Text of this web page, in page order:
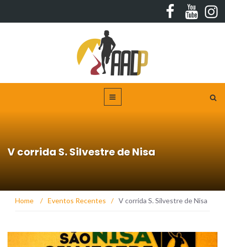
V corrida S. Silvestre de Nisa
Home / Eventos Recentes / V corrida S. Silvestre de Nisa